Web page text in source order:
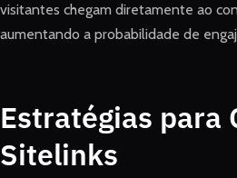
visitantes chegam diretamente ao
aumentando a probabilidade de
Estratégias para
Sitelinks